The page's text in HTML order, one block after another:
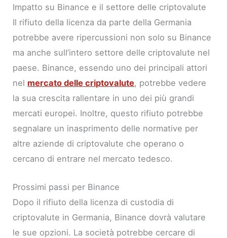
Impatto su Binance e il settore delle criptovalute
Il rifiuto della licenza da parte della Germania
potrebbe avere ripercussioni non solo su Binance
ma anche sull’intero settore delle criptovalute nel
paese. Binance, essendo uno dei principali attori
nel mercato delle criptovalute, potrebbe vedere
la sua crescita rallentare in uno dei più grandi
mercati europei. Inoltre, questo rifiuto potrebbe
segnalare un inasprimento delle normative per
altre aziende di criptovalute che operano o
cercano di entrare nel mercato tedesco.
Prossimi passi per Binance
Dopo il rifiuto della licenza di custodia di
criptovalute in Germania, Binance dovrà valutare
le sue opzioni. La società potrebbe cercare di